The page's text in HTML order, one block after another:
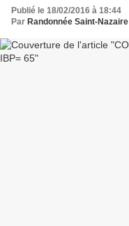
Publié le 18/02/2016 à 18:44
Par Randonnée Saint-Nazaire